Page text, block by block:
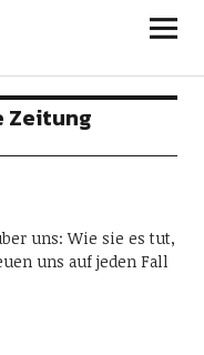
Zeitung
uns: Wie sie es tut,
uns auf jeden Fall